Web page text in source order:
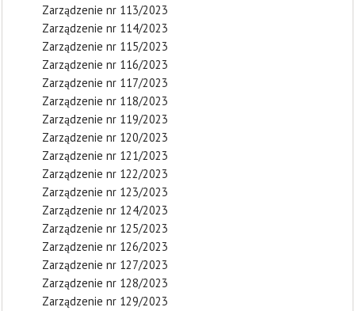
Zarządzenie nr 113/2023
Zarządzenie nr 114/2023
Zarządzenie nr 115/2023
Zarządzenie nr 116/2023
Zarządzenie nr 117/2023
Zarządzenie nr 118/2023
Zarządzenie nr 119/2023
Zarządzenie nr 120/2023
Zarządzenie nr 121/2023
Zarządzenie nr 122/2023
Zarządzenie nr 123/2023
Zarządzenie nr 124/2023
Zarządzenie nr 125/2023
Zarządzenie nr 126/2023
Zarządzenie nr 127/2023
Zarządzenie nr 128/2023
Zarządzenie nr 129/2023